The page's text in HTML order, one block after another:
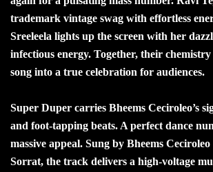
trademark vintage swag with effortless
Sreeleela lights up the screen with her
infectious energy. Together, their
song into a true celebration for audiences.
Super Duper carries Bheems Ceciroleo’s
and foot-tapping beats. A perfect dance
massive appeal. Sung by Bheems
Sorrat, the track delivers a high-voltage